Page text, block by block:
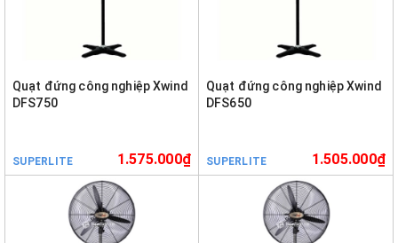
Quạt đứng công nghiệp Xwind
DFS750
SUPERLITE 1.575.000₫
Quạt đứng công nghiệp Xwind
DFS650
SUPERLITE 1.505.000₫